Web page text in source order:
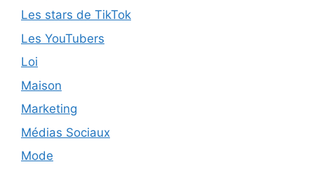
Les stars de TikTok
Les YouTubers
Loi
Maison
Marketing
Médias Sociaux
Mode